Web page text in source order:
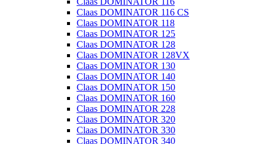
Claas DOMINATOR 116 CS
Claas DOMINATOR 118
Claas DOMINATOR 125
Claas DOMINATOR 128
Claas DOMINATOR 128VX
Claas DOMINATOR 130
Claas DOMINATOR 140
Claas DOMINATOR 150
Claas DOMINATOR 160
Claas DOMINATOR 228
Claas DOMINATOR 320
Claas DOMINATOR 330
Claas DOMINATOR 340